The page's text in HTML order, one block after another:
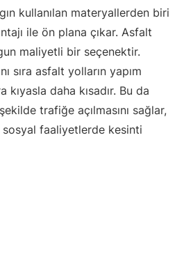
kullanılan materyallerden biri
ile ön plana çıkar. Asfalt
maliyetli bir seçenektir.
sıra asfalt yolların yapım
daha kısadır. Bu da
trafiğe açılmasını sağlar,
faaliyetlerde kesinti